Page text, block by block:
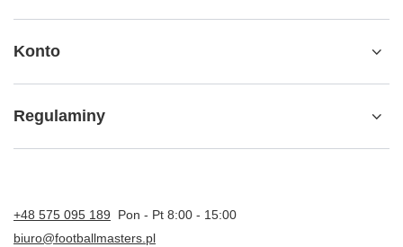
Konto
Regulaminy
+48 575 095 189
Pon - Pt 8:00 - 15:00
biuro@footballmasters.pl